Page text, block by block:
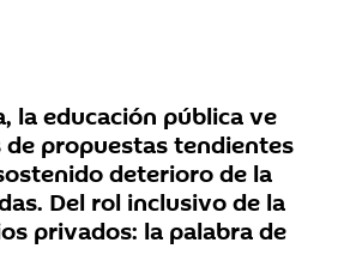
la educación pública ve
propuestas tendientes
deterioro de la
Del rol inclusivo de la
privados: la palabra de